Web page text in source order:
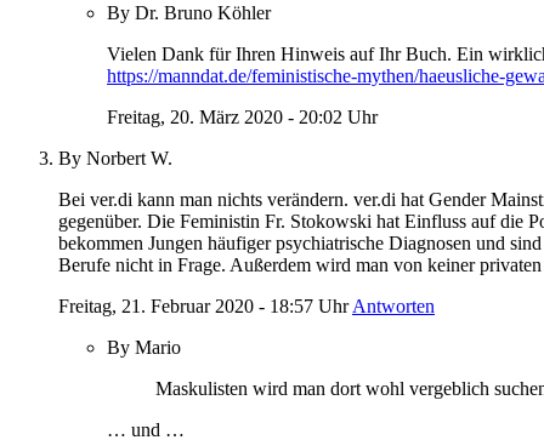
By Dr. Bruno Köhler
Vielen Dank für Ihren Hinweis auf Ihr Buch. Ein
https://manndat.de/feministische-mythen/haeusliche-
Freitag, 20. März 2020 - 20:02 Uhr
By Norbert W.
Bei ver.di kann man nichts verändern. ver.di hat Gender
gegenüber. Die Feministin Fr. Stokowski hat Einfluss auf die
bekommen Jungen häufiger psychiatrische Diagnosen und
Berufe nicht in Frage. Außerdem wird man von keiner
Freitag, 21. Februar 2020 - 18:57 Uhr Antworten
By Mario
Maskulisten wird man dort wohl vergeblich
… und …